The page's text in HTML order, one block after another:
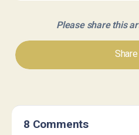
Please share this
8 Comments